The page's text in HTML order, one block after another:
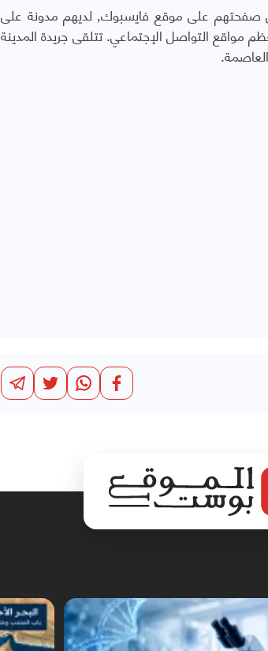
حضور جريدة المدينة في الإعلام الرقمي متواضع ومحدود فبالإضافة إلى صفحتهم على موقع فايسبوك٬ لديهم مدونة على
مواقع التواصل الإجتماعي. تتلقى جريدة المدينة